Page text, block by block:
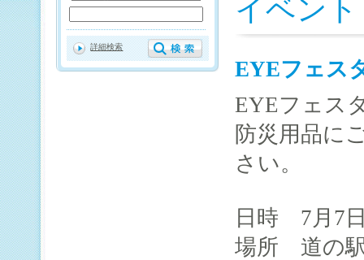
イベン
EYEフェス
EYEフェス
防災用品に
さい。
日時 7月7
場所 道の
詳細検索